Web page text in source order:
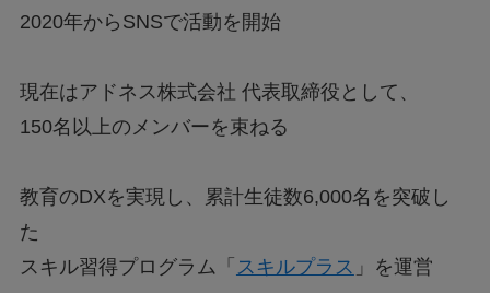
2020年からSNSで活動を開始
現在はアドネス株式会社 代表取締役として、
150名以上のメンバーを束ねる
教育のDXを実現し、累計生徒数6,000名を突破し
た
スキル習得プログラム「 スキルプラス 」を運営